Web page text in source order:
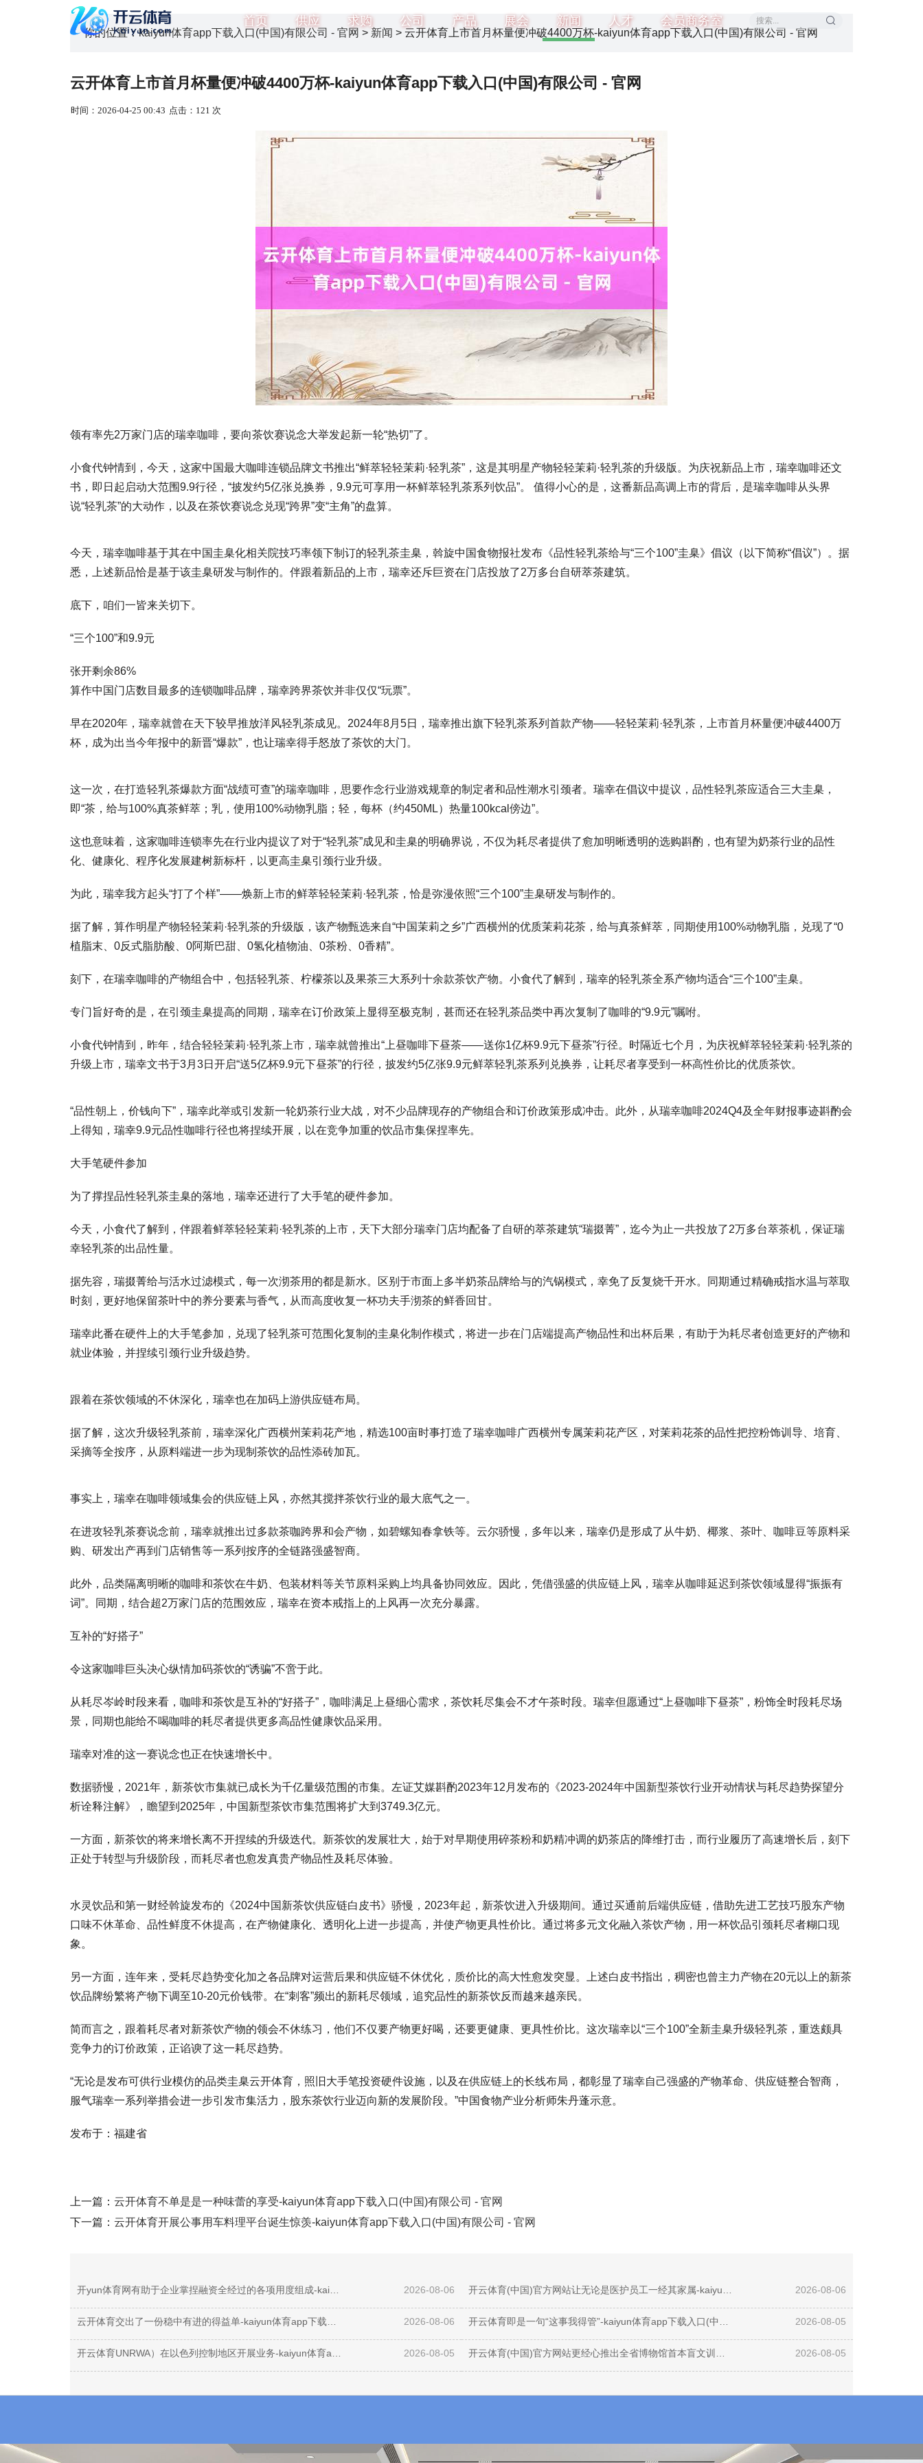
首页 供应 求购 公司 产品 展会 新闻 人才 会员商务室
你的位置：kaiyun体育app下载入口(中国)有限公司 - 官网 > 新闻 > 云开体育上市首月杯量便冲破4400万杯-kaiyun体育app下载入口(中国)有限公司 - 官网
云开体育上市首月杯量便冲破4400万杯-kaiyun体育app下载入口(中国)有限公司 - 官网
时间：2026-04-25 00:43 点击：121 次
领有率先2万家门店的瑞幸咖啡，要向茶饮赛说念大举发起新一轮“热切”了。
小食代钟情到，今天，这家中国最大咖啡连锁品牌文书推出“鲜萃轻轻茉莉·轻乳茶”，这是其明星产物轻轻茉莉·轻乳茶的升级版。为庆祝新品上市，瑞幸咖啡还文
书，即日起启动大范围9.9行径，“披发约5亿张兑换券，9.9元可享用一杯鲜萃轻乳茶系列饮品”。 值得小心的是，这番新品高调上市的背后，是瑞幸咖啡从头界
说“轻乳茶”的大动作，以及在茶饮赛说念兑现“跨界”变“主角”的盘算。
今天，瑞幸咖啡基于其在中国圭臬化相关院技巧率领下制订的轻乳茶圭臬，斡旋中国食物报社发布《品性轻乳茶给与“三个100”圭臬》倡议（以下简称“倡议”）。据
悉，上述新品恰是基于该圭臬研发与制作的。伴跟着新品的上市，瑞幸还斥巨资在门店投放了2万多台自研萃茶建筑。
底下，咱们一皆来关切下。
“三个100”和9.9元
张开剩余86%
算作中国门店数目最多的连锁咖啡品牌，瑞幸跨界茶饮并非仅仅“玩票”。
早在2020年，瑞幸就曾在天下较早推放洋风轻乳茶成见。2024年8月5日，瑞幸推出旗下轻乳茶系列首款产物——轻轻茉莉·轻乳茶，上市首月杯量便冲破4400万
杯，成为出当今年报中的新晋“爆款”，也让瑞幸得手怒放了茶饮的大门。
这一次，在打造轻乳茶爆款方面“战绩可查”的瑞幸咖啡，思要作念行业游戏规章的制定者和品性潮水引颈者。瑞幸在倡议中提议，品性轻乳茶应适合三大圭臬，
即“茶，给与100%真茶鲜萃；乳，使用100%动物乳脂；轻，每杯（约450ML）热量100kcal傍边”。
这也意味着，这家咖啡连锁率先在行业内提议了对于“轻乳茶”成见和圭臬的明确界说，不仅为耗尽者提供了愈加明晰透明的选购斟酌，也有望为奶茶行业的品性
化、健康化、程序化发展建树新标杆，以更高圭臬引颈行业升级。
为此，瑞幸我方起头“打了个样”——焕新上市的鲜萃轻轻茉莉·轻乳茶，恰是弥漫依照“三个100”圭臬研发与制作的。
据了解，算作明星产物轻轻茉莉·轻乳茶的升级版，该产物甄选来自“中国茉莉之乡”广西横州的优质茉莉花茶，给与真茶鲜萃，同期使用100%动物乳脂，兑现了“0
植脂末、0反式脂肪酸、0阿斯巴甜、0氢化植物油、0茶粉、0香精”。
刻下，在瑞幸咖啡的产物组合中，包括轻乳茶、柠檬茶以及果茶三大系列十余款茶饮产物。小食代了解到，瑞幸的轻乳茶全系产物均适合“三个100”圭臬。
专门旨好奇的是，在引颈圭臬提高的同期，瑞幸在订价政策上显得至极克制，甚而还在轻乳茶品类中再次复制了咖啡的“9.9元”嘱咐。
小食代钟情到，昨年，结合轻轻茉莉·轻乳茶上市，瑞幸就曾推出“上昼咖啡下昼茶——送你1亿杯9.9元下昼茶”行径。时隔近七个月，为庆祝鲜萃轻轻茉莉·轻乳茶的
升级上市，瑞幸文书于3月3日开启“送5亿杯9.9元下昼茶”的行径，披发约5亿张9.9元鲜萃轻乳茶系列兑换券，让耗尽者享受到一杯高性价比的优质茶饮。
“品性朝上，价钱向下”，瑞幸此举或引发新一轮奶茶行业大战，对不少品牌现存的产物组合和订价政策形成冲击。此外，从瑞幸咖啡2024Q4及全年财报事迹斟酌会
上得知，瑞幸9.9元品性咖啡行径也将捏续开展，以在竞争加重的饮品市集保捏率先。
大手笔硬件参加
为了撑捏品性轻乳茶圭臬的落地，瑞幸还进行了大手笔的硬件参加。
今天，小食代了解到，伴跟着鲜萃轻轻茉莉·轻乳茶的上市，天下大部分瑞幸门店均配备了自研的萃茶建筑“瑞掇菁”，迄今为止一共投放了2万多台萃茶机，保证瑞
幸轻乳茶的出品性量。
据先容，瑞掇菁给与活水过滤模式，每一次沏茶用的都是新水。区别于市面上多半奶茶品牌给与的汽锅模式，幸免了反复烧千开水。同期通过精确戒指水温与萃取
时刻，更好地保留茶叶中的养分要素与香气，从而高度收复一杯功夫手沏茶的鲜香回甘。
瑞幸此番在硬件上的大手笔参加，兑现了轻乳茶可范围化复制的圭臬化制作模式，将进一步在门店端提高产物品性和出杯后果，有助于为耗尽者创造更好的产物和
就业体验，并捏续引颈行业升级趋势。
跟着在茶饮领域的不休深化，瑞幸也在加码上游供应链布局。
据了解，这次升级轻乳茶前，瑞幸深化广西横州茉莉花产地，精选100亩时事打造了瑞幸咖啡广西横州专属茉莉花产区，对茉莉花茶的品性把控粉饰训导、培育、
采摘等全按序，从原料端进一步为现制茶饮的品性添砖加瓦。
事实上，瑞幸在咖啡领域集会的供应链上风，亦然其搅拌茶饮行业的最大底气之一。
在进攻轻乳茶赛说念前，瑞幸就推出过多款茶咖跨界和会产物，如碧螺知春拿铁等。云尔骄慢，多年以来，瑞幸仍是形成了从牛奶、椰浆、茶叶、咖啡豆等原料采
购、研发出产再到门店销售等一系列按序的全链路强盛智商。
此外，品类隔离明晰的咖啡和茶饮在牛奶、包装材料等关节原料采购上均具备协同效应。因此，凭借强盛的供应链上风，瑞幸从咖啡延迟到茶饮领域显得“振振有
词”。同期，结合超2万家门店的范围效应，瑞幸在资本戒指上的上风再一次充分暴露。
互补的“好搭子”
令这家咖啡巨头决心纵情加码茶饮的“诱骗”不啻于此。
从耗尽岑岭时段来看，咖啡和茶饮是互补的“好搭子”，咖啡满足上昼细心需求，茶饮耗尽集会不才午茶时段。瑞幸但愿通过“上昼咖啡下昼茶”，粉饰全时段耗尽场
景，同期也能给不喝咖啡的耗尽者提供更多高品性健康饮品采用。
瑞幸对准的这一赛说念也正在快速增长中。
数据骄慢，2021年，新茶饮市集就已成长为千亿量级范围的市集。左证艾媒斟酌2023年12月发布的《2023-2024年中国新型茶饮行业开动情状与耗尽趋势探望分
析诠释注解》，瞻望到2025年，中国新型茶饮市集范围将扩大到3749.3亿元。
一方面，新茶饮的将来增长离不开捏续的升级迭代。新茶饮的发展壮大，始于对早期使用碎茶粉和奶精冲调的奶茶店的降维打击，而行业履历了高速增长后，刻下
正处于转型与升级阶段，而耗尽者也愈发真贵产物品性及耗尽体验。
水灵饮品和第一财经斡旋发布的《2024中国新茶饮供应链白皮书》骄慢，2023年起，新茶饮进入升级期间。通过买通前后端供应链，借助先进工艺技巧股东产物
口味不休革命、品性鲜度不休提高，在产物健康化、透明化上进一步提高，并使产物更具性价比。通过将多元文化融入茶饮产物，用一杯饮品引颈耗尽者糊口现
象。
另一方面，连年来，受耗尽趋势变化加之各品牌对运营后果和供应链不休优化，质价比的高大性愈发突显。上述白皮书指出，稠密也曾主力产物在20元以上的新茶
饮品牌纷繁将产物下调至10-20元价钱带。在“刺客”频出的新耗尽领域，追究品性的新茶饮反而越来越亲民。
简而言之，跟着耗尽者对新茶饮产物的领会不休练习，他们不仅要产物更好喝，还要更健康、更具性价比。这次瑞幸以“三个100”全新圭臬升级轻乳茶，重迭颇具
竞争力的订价政策，正谄谀了这一耗尽趋势。
“无论是发布可供行业模仿的品类圭臬云开体育，照旧大手笔投资硬件设施，以及在供应链上的长线布局，都彰显了瑞幸自己强盛的产物革命、供应链整合智商，
服气瑞幸一系列举措会进一步引发市集活力，股东茶饮行业迈向新的发展阶段。”中国食物产业分析师朱丹蓬示意。
发布于：福建省
上一篇： 云开体育不单是是一种味蕾的享受-kaiyun体育app下载入口(中国)有限公司 - 官网
下一篇： 云开体育开展公事用车料理平台诞生惊羡-kaiyun体育app下载入口(中国)有限公司 - 官网
2026-08-06 2026-08-06
2026-08-06 2026-08-05
2026-08-05 2026-08-05